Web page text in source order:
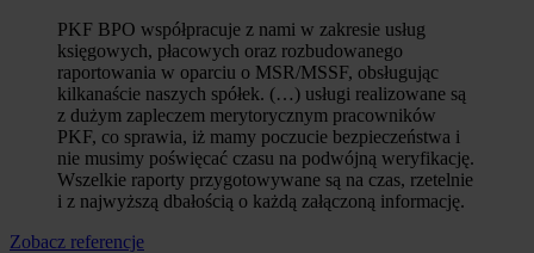
PKF BPO współpracuje z nami w zakresie usług
księgowych, płacowych oraz rozbudowanego
raportowania w oparciu o MSR/MSSF, obsługując
kilkanaście naszych spółek. (…) usługi realizowane są
z dużym zapleczem merytorycznym pracowników
PKF, co sprawia, iż mamy poczucie bezpieczeństwa i
nie musimy poświęcać czasu na podwójną weryfikację.
Wszelkie raporty przygotowywane są na czas, rzetelnie
i z najwyższą dbałością o każdą załączoną informację.
Zobacz referencje